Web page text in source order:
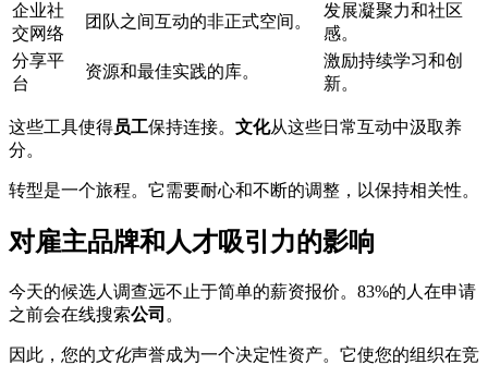
企业社
交网络
团队之间互动的非正式空间。
发展凝聚力和社区
感。
分享平
台
资源和最佳实践的库。
激励持续学习和创
新。
这些工具使得员工保持连接。 文化从这些日常互动中汲取养
分。
转型是一个旅程。它需要耐心和不断的调整，以保持相关性。
对雇主品牌和人才吸引力的影响
今天的候选人调查远不止于简单的薪资报价。83%的人在申请
之前会在线搜索公司 。
因此，您的文化声誉成为一个决定性资产。它使您的组织在竞